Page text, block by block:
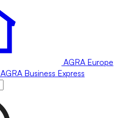
AGRA Europe
AGRA Business Express